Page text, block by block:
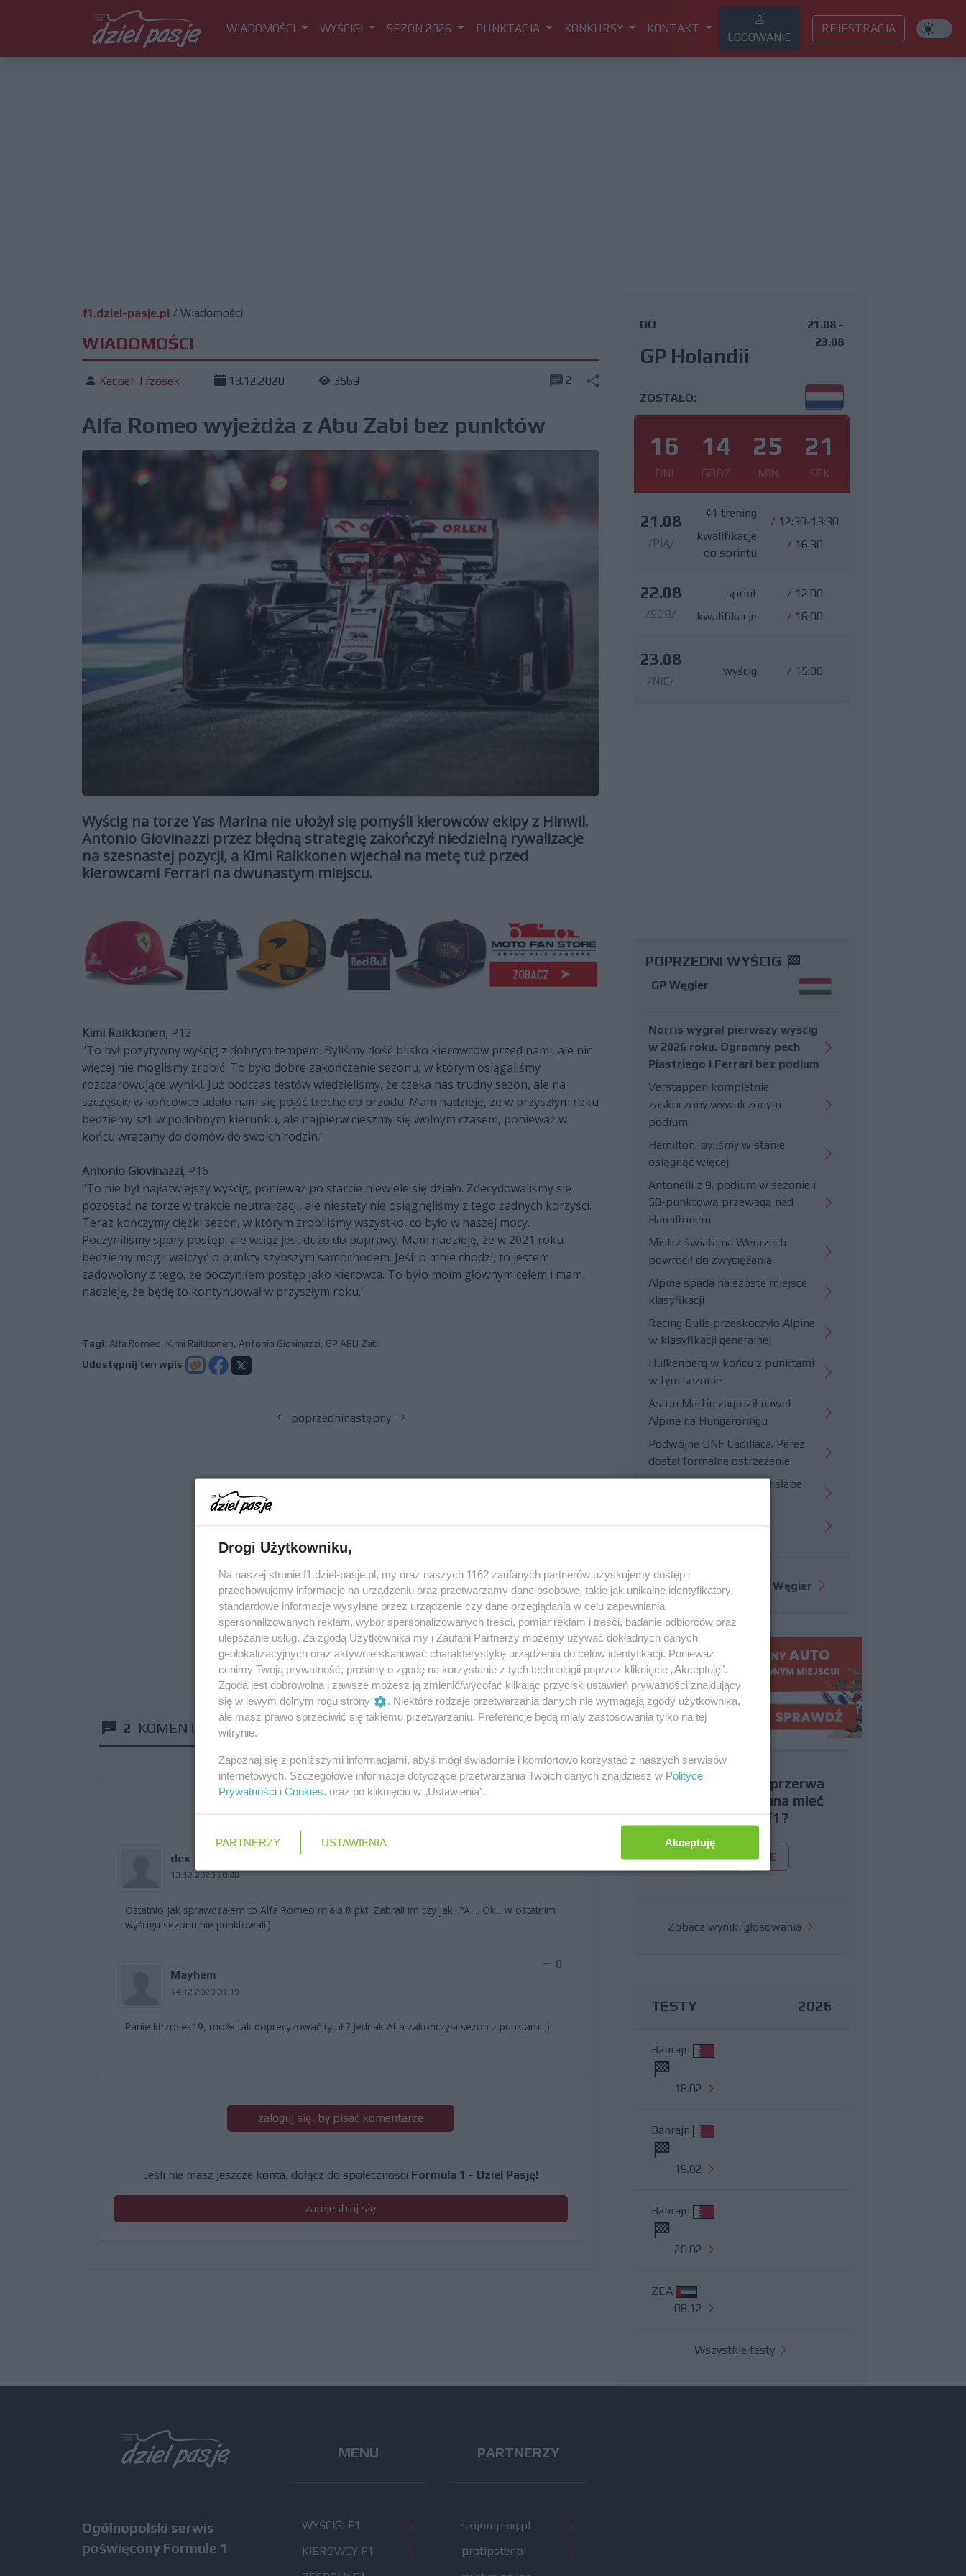
WIADOMOŚCI WYŚCIGI SEZON 2026 PUNKTACJA KONKURSY KONTAKT
LOGOWANIE
REJESTRACJA
f1.dziel-pasje.pl / Wiadomości
WIADOMOŚCI
Kacper Trzosek 13.12.2020 3569 2
Alfa Romeo wyjeżdża z Abu Zabi bez punktów
Wyścig na torze Yas Marina nie ułożył się pomyśli kierowców ekipy z Hinwil.
Antonio Giovinazzi przez błędną strategię zakończył niedzielną rywalizacje
na szesnastej pozycji, a Kimi Raikkonen wjechał na metę tuż przed
kierowcami Ferrari na dwunastym miejscu.
Kimi Raikkonen, P12
"To był pozytywny wyścig z dobrym tempem. Byliśmy dość blisko kierowców przed nami, ale nic
więcej nie mogliśmy zrobić. To było dobre zakończenie sezonu, w którym osiągaliśmy
rozczarowujące wyniki. Już podczas testów wiedzieliśmy, że czeka nas trudny sezon, ale na
szczęście w końcówce udało nam się pójść trochę do przodu. Mam nadzieję, że w przyszłym roku
będziemy szli w podobnym kierunku, ale najpierw cieszmy się wolnym czasem, ponieważ w
końcu wracamy do domów do swoich rodzin."
Antonio Giovinazzi, P16
"To nie był najłatwiejszy wyścig, ponieważ po starcie niewiele się działo. Zdecydowaliśmy się
pozostać na torze w trakcie neutralizacji, ale niestety nie osiągnęliśmy z tego żadnych korzyści.
Teraz kończymy ciężki sezon, w którym zrobiliśmy wszystko, co było w naszej mocy.
Poczyniliśmy spory postęp, ale wciąż jest dużo do poprawy. Mam nadzieję, że w 2021 roku
będziemy mogli walczyć o punkty szybszym samochodem. Jeśli o mnie chodzi, to jestem
zadowolony z tego, że poczyniłem postęp jako kierowca. To było moim głównym celem i mam
nadzieję, że będę to kontynuował w przyszłym roku."
Tagi: Alfa Romeo, Kimi Raikkonen, Antonio Giovinazzi, GP ABU Zabi
Udostępnij ten wpis
poprzedninastępny
2 KOMENTARZE
dex
13.12.2020 20:48
Ostatnio jak sprawdzałem to Alfa Romeo miała 8 pkt. Zabrali im czy jak...?A ... Ok... w ostatnim
wyścigu sezonu nie punktowali:)
Mayhem
14.12.2020 01:19
0
Panie ktrzosek19, może tak doprecyzować tytuł ? Jednak Alfa zakończyła sezon z punktami ;)
zaloguj się, by pisać komentarze
Jeśli nie masz jeszcze konta, dołącz do społeczności Formula 1 - Dziel Pasję!
zarejestruj się
DO
GP Holandii
21.08 -
23.08
ZOSTAŁO:
16
DNI
14
GODZ
25
MIN
20
SEK
21.08
/PIĄ/
#1 trening
kwalifikacje
do sprintu
/ 12:30-13:30
/ 16:30
22.08
/SOB/
sprint
kwalifikacje
/ 12:00
/ 16:00
23.08
/NIE/
wyścig / 15:00
POPRZEDNI WYŚCIG
GP Węgier
Norris wygrał pierwszy wyścig
w 2026 roku. Ogromny pech
Piastriego i Ferrari bez podium
Verstappen kompletnie
zaskoczony wywalczonym
podium
Hamilton: byliśmy w stanie
osiągnąć więcej
Antonelli z 9. podium w sezonie i
50-punktową przewagą nad
Hamiltonem
Mistrz świata na Węgrzech
powrócił do zwyciężania
Alpine spada na szóste miejsce
klasyfikacji
Racing Bulls przeskoczyło Alpine
w klasyfikacji generalnej
Hulkenberg w końcu z punktami
w tym sezonie
Aston Martin zagroził nawet
Alpine na Hungaroringu
Podwójne DNF Cadillaca. Perez
dostał formalne ostrzeżenie
Hungaroring potwierdził słabe
Więcej informacji o GP Węgier
Czy uważasz, że przerwa
wakacyjna powinna mieć
miejsce w F1?
TAK NIE
Zobacz wyniki głosowania
TESTY 2026
Bahrajn
18.02
Bahrajn
19.02
Bahrajn
20.02
ZEA
08.12
Wszystkie testy
Ogólnopolski serwis
poświęcony Formule 1
MENU
WYŚCIGI F1
KIEROWCY F1
PARTNERZY
skijumping.pl
protipster.pl
Drogi Użytkowniku,
Na naszej stronie f1.dziel-pasje.pl, my oraz naszych 1162 zaufanych partnerów uzyskujemy dostęp i
przechowujemy informacje na urządzeniu oraz przetwarzamy dane osobowe, takie jak unikalne identyfikatory,
standardowe informacje wysyłane przez urządzenie czy dane przeglądania w celu zapewniania
spersonalizowanych reklam, wybór spersonalizowanych treści, pomiar reklam i treści, badanie odbiorców oraz
ulepszanie usług. Za zgodą Użytkownika my i Zaufani Partnerzy możemy używać dokładnych danych
geolokalizacyjnych oraz aktywnie skanować charakterystykę urządzenia do celów identyfikacji. Ponieważ
cenimy Twoją prywatność, prosimy o zgodę na korzystanie z tych technologii poprzez kliknięcie „Akceptuję”.
Zgoda jest dobrowolna i zawsze możesz ją zmienić/wycofać klikając przycisk ustawień prywatności znajdujący
się w lewym dolnym rogu strony
. Niektóre rodzaje przetwarzania danych nie wymagają zgody użytkownika,
ale masz prawo sprzeciwić się takiemu przetwarzaniu. Preferencje będą miały zastosowania tylko na tej
witrynie.
Zapoznaj się z poniższymi informacjami, abyś mógł świadomie i komfortowo korzystać z naszych serwisów
internetowych. Szczegółowe informacje dotyczące przetwarzania Twoich danych znajdziesz w Polityce
Prywatności i Cookies. oraz po kliknięciu w „Ustawienia”.
PARTNERZY USTAWIENIA Akceptuję